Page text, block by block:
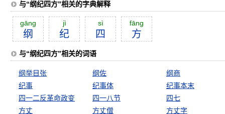
与“纲纪四方”相关的字典解释
gāng
纲
jì
纪
sì
四
fāng
方
与“纲纪四方”相关的词语
纲举目张 纲佐
纲商
纪事
纪事体
纪事本末
四一二反革命政变
四一八节
四七
方丈
方丈僧 方丈字